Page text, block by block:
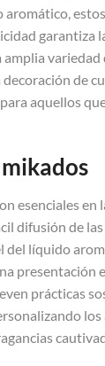
garantiza
amplia
de
aquellos
esenciales
difusión de
del líquido
prácticas